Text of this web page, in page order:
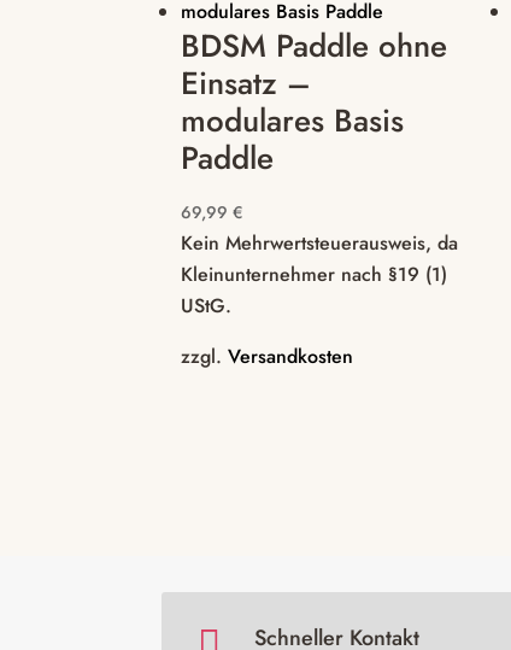
BDSM Paddle ohne
Einsatz –
modulares Basis
Paddle
69,99€
Kein Mehrwertsteuerausweis, da
Kleinunternehmer nach §19 (1)
UStG.
zzgl.Versandkosten
Schneller Kontakt